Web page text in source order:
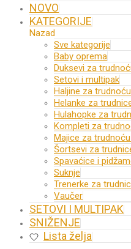
NOVO
KATEGORIJE
Nazad
Sve kategorije
Baby oprema
Duksevi za
Setovi i multipak
Haljine za
Helanke za
Hulahopke za
Kompleti za
Majice za
Šortsevi za
Spavaćice i
Suknje
Trenerke za
Vaučer
SETOVI I MULTIPAK
SNIŽENJE
Lista želja